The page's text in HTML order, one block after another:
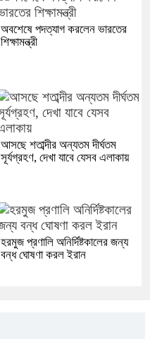
অবশেষে পদত্যাগ করলেন ভারতের
শিক্ষামন্ত্রী
আসছে শতাব্দীর অন্যতম দীর্ঘতম
সূর্যগ্রহণ, দেখা যাবে যেসব এলাকায়
হরমুজ প্রণালি অনির্দিষ্টকালের জন্য
বন্ধ ঘোষণা করল ইরান